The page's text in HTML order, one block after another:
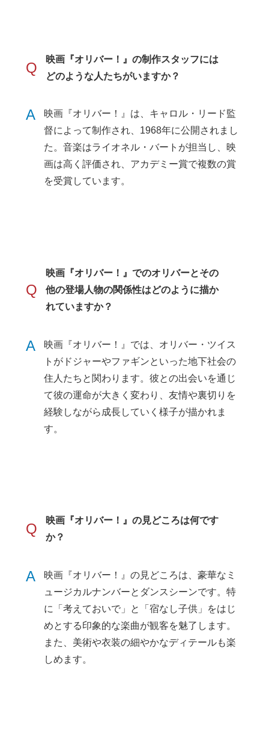
Q
映画『オリバー！』の制作スタッフには
どのような人たちがいますか？
A
映画『オリバー！』は、キャロル・リード監
督によって制作され、1968年に公開されまし
た。音楽はライオネル・バートが担当し、映
画は高く評価され、アカデミー賞で複数の賞
を受賞しています。
Q
映画『オリバー！』でのオリバーとその
他の登場人物の関係性はどのように描か
れていますか？
A
映画『オリバー！』では、オリバー・ツイス
トがドジャーやファギンといった地下社会の
住人たちと関わります。彼との出会いを通じ
て彼の運命が大きく変わり、友情や裏切りを
経験しながら成長していく様子が描かれま
す。
Q
映画『オリバー！』の見どころは何です
か？
A
映画『オリバー！』の見どころは、豪華なミ
ュージカルナンバーとダンスシーンです。特
に「考えておいで」と「宿なし子供」をはじ
めとする印象的な楽曲が観客を魅了します。
また、美術や衣装の細やかなディテールも楽
しめます。